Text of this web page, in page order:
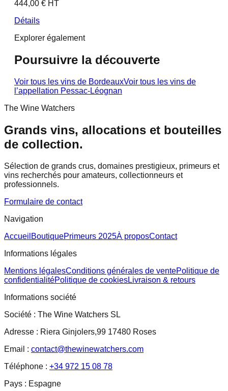
444,00 € HT
Détails
Explorer également
Poursuivre la découverte
Voir tous les vins de BordeauxVoir tous les vins de
l’appellation Pessac-Léognan
The Wine Watchers
Grands vins, allocations et bouteilles
de collection.
Sélection de grands crus, domaines prestigieux, primeurs et
vins recherchés pour amateurs, collectionneurs et
professionnels.
Formulaire de contact
Navigation
Accueil BoutiquePrimeurs 2025À proposContact
Informations légales
Mentions légalesConditions générales de ventePolitique de
confidentialitéPolitique de cookiesLivraison & retours
Informations société
Société : The Wine Watchers SL
Adresse : Riera Ginjolers,99 17480 Roses
Email : contact@thewinewatchers.com
Téléphone : +34 972 15 08 78
Pays : Espagne